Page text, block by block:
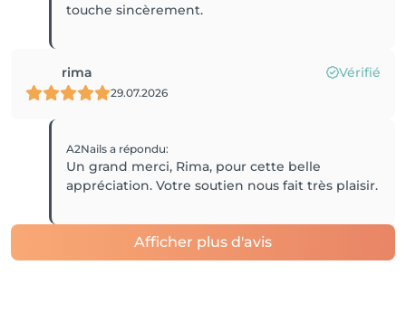
touche sincèrement.
rima Vérifié
29.07.2026
A2Nailsa répondu:
Un grand merci, Rima, pour cette belle
appréciation. Votre soutien nous fait très plaisir.
Afficher plus d'avis